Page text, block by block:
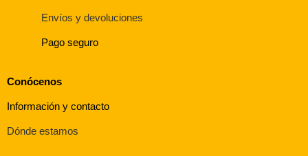
Envíos y devoluciones
Pago seguro
Conócenos
Información y contacto
Dónde estamos